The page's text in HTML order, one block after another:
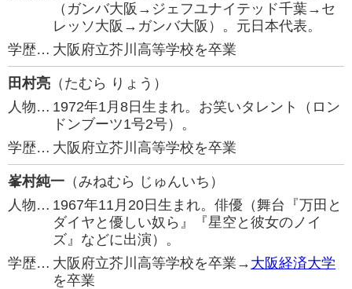
（ガンバ大阪→ジェフユナイテッド千葉→セ
レッソ大阪→ガンバ大阪）。元日本代表。
学歴… 大阪府立芥川高等学校を卒業
田村亮 （たむら りょう）
人物… 1972年1月8日生まれ。お笑いタレント（ロン
ドンブーツ1号2号）。
学歴… 大阪府立芥川高等学校を卒業
峯村純一 （みねむら じゅんいち）
人物… 1967年11月20日生まれ。俳優（舞台『万田と
ダイヤと優しい奴ら』『星空と彼女のノイ
ズ』などに出演）。
学歴… 大阪府立芥川高等学校を卒業→ 大阪経済大学
を卒業